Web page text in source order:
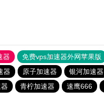
器 免费vps加速器外网苹果版
器 原子加速器 银河加速器
青柠加速器 速鹰666